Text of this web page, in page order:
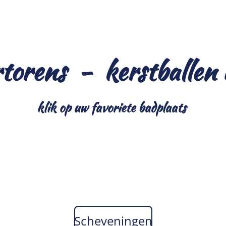
- kerstballen
klik op uw favoriete badplaats
Scheveningen